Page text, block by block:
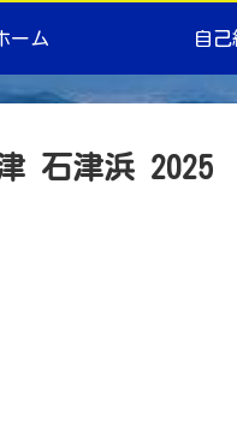
ーム 自己
石津浜 2025